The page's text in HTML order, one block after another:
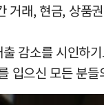
거래, 현금, 상품
감소를 시인하
입으신 모든 분